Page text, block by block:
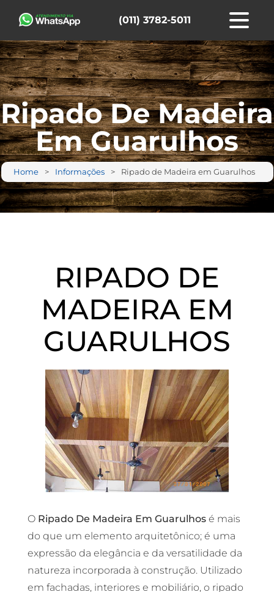
(011) 3782-5011
Ripado De Madeira
Em Guarulhos
Home Informações Ripado de Madeira em Guarulhos
RIPADO DE
MADEIRA EM
GUARULHOS
O Ripado De Madeira Em Guarulhosé mais
do que um elemento arquitetônico; é uma
expressão da elegância e da versatilidade da
natureza incorporada à construção. Utilizado
em fachadas, interiores e mobiliário, o ripado